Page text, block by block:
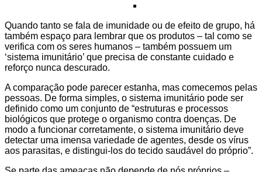
Quando tanto se fala de imunidade ou de efeito de grupo, há
também espaço para lembrar que os produtos – tal como se
verifica com os seres humanos – também possuem um
‘sistema imunitário’ que precisa de constante cuidado e
reforço nunca descurado.
A comparação pode parecer estanha, mas comecemos pelas
pessoas. De forma simples, o sistema imunitário pode ser
definido como um conjunto de “estruturas e processos
biológicos que protege o organismo contra doenças. De
modo a funcionar corretamente, o sistema imunitário deve
detectar uma imensa variedade de agentes, desde os vírus
aos parasitas, e distingui-los do tecido saudável do próprio”.